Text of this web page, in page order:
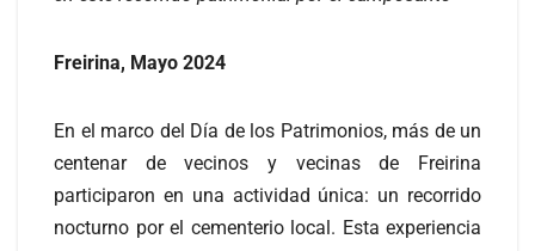
Freirina, Mayo 2024
En el marco del Día de los Patrimonios, más de un
centenar de vecinos y vecinas de Freirina
participaron en una actividad única: un recorrido
nocturno por el cementerio local. Esta experiencia